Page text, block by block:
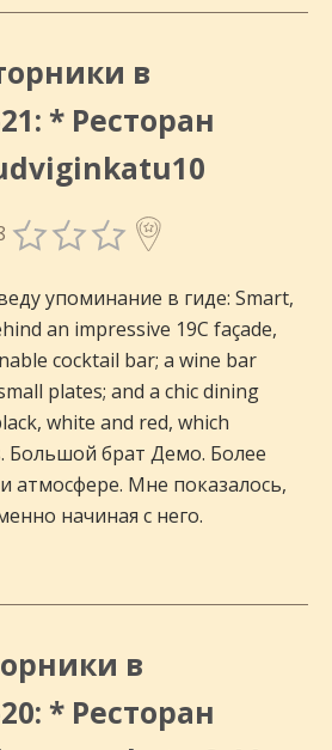
в
* Ресторан
упоминание в гиде: Smart,
an impressive 19C façade,
cocktail bar; a wine bar
plates; and a chic dining
white and red, which
Большой брат Демо. Более
атмосфере. Мне показалось,
начиная с него.
в
* Ресторан